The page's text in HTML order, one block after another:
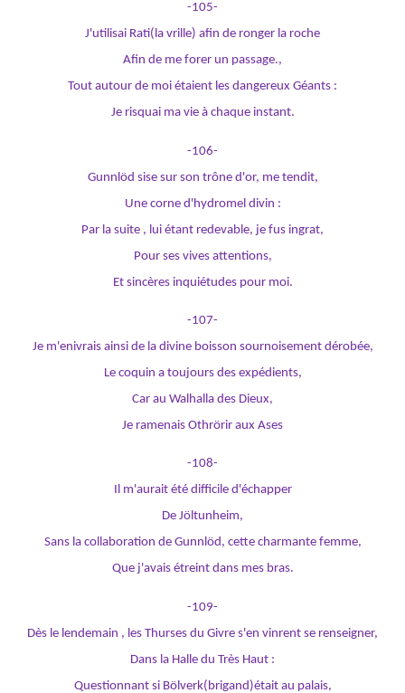
-105-
J'utilisai Rati(la vrille) afin de ronger la roche
Afin de me forer un passage.,
Tout autour de moi étaient les dangereux Géants :
Je risquai ma vie à chaque instant.
-106-
Gunnlöd sise sur son trône d'or, me tendit,
Une corne d'hydromel divin :
Par la suite , lui étant redevable, je fus ingrat,
Pour ses vives attentions,
Et sincères inquiétudes pour moi.
-107-
Je m'enivrais ainsi de la divine boisson sournoisement dérobée,
Le coquin a toujours des expédients,
Car au Walhalla des Dieux,
Je ramenais Othrörir aux Ases
-108-
Il m'aurait été difficile d'échapper
De Jöltunheim,
Sans la collaboration de Gunnlöd, cette charmante femme,
Que j'avais étreint dans mes bras.
-109-
Dès le lendemain , les Thurses du Givre s'en vinrent se renseigner,
Dans la Halle du Très Haut :
Questionnant si Bölverk(brigand)était au palais,